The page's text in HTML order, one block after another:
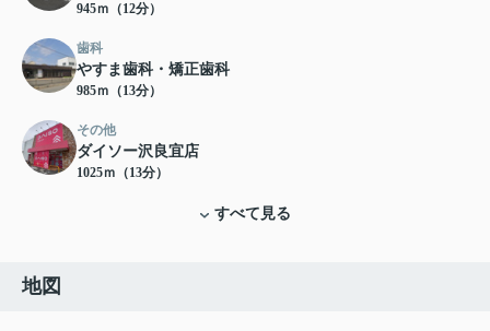
945ｍ（12分）
歯科
やすま歯科・矯正歯科
985ｍ（13分）
その他
ダイソー沢良宜店
1025ｍ（13分）
すべて見る
地図